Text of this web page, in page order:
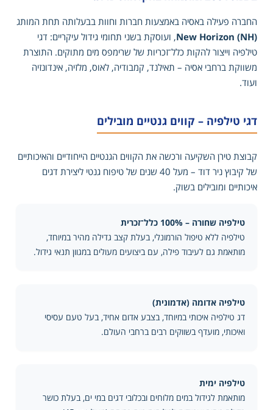
החברה פעילה באסיה באמצעות חברות וחוות בבעלותה תחת המותג
New Horizon (NH), ועוסקת בשני תחומי גידול עיקריים: דגי
טילפיה וייצור להקות כלל־זכריות של שרימפס מים מתוקים. התוצרת
משווקת ברחבי אסיה – תאילנד, קמבודיה, לאוס, מלזיה, אינדונזיה
ועוד.
דגי טילפיה – קווים גנטיים מובילים
קבוצת טירן השקיעה ורכשה את הקווים הגנטיים הייחודיים והאיכותיים
של קיבוץ ניר דוד – מעל 40 שנים של טיפוח גנטי ליצירת דגים
איכותיים ומובילים בשוק.
טילפיה שחורה – 100% כלל־זכרית
טילפיה ללא טיפול הורמונלי, בעלת קצב גדילה מהיר במיוחד,
מותאמת גם לעיבוד פילה, עם ביצועים מעולים במגוון תנאי גידול.
טילפיה אדומה (אדמונית)
דג טילפיה איכותי במיוחד, בצבע אדום אחיד, בעל טעם עסיסי
ואיכותי, מועדף בשווקים רבים ברחבי העולם.
טילפיה ימית
מותאמת לגידול במים מלוחים ובכלובי דגים במי ים, בעלת כושר